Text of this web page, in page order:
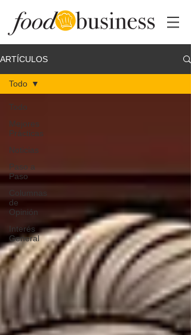
ARTÍCULOS
Todo
Mejores
Prácticas
Noticias
Paso a
Paso
Columnas
de
Opinión
Interés
General
Todo